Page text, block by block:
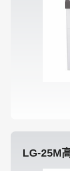
LG-25M